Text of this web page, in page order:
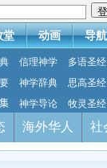
堂 动画 导航
信理神学
多语圣经
神学辞典
思高圣经
神学导论 牧灵圣经
海外华人 社